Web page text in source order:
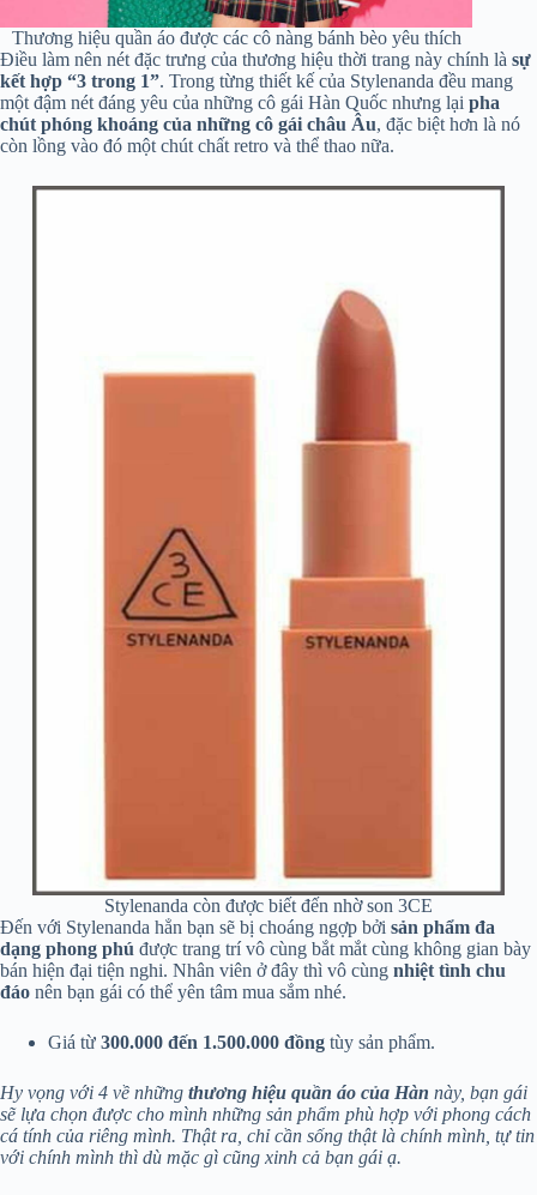
Thương hiệu quần áo được các cô nàng bánh bèo yêu thích
Điều làm nên nét đặc trưng của thương hiệu thời trang này chính là sự
kết hợp “3 trong 1”. Trong từng thiết kế của Stylenanda đều mang
một đậm nét đáng yêu của những cô gái Hàn Quốc nhưng lại pha
chút phóng khoáng của những cô gái châu Âu, đặc biệt hơn là nó
còn lồng vào đó một chút chất retro và thể thao nữa.
Stylenanda còn được biết đến nhờ son 3CE
Đến với Stylenanda hẳn bạn sẽ bị choáng ngợp bởi sản phẩm đa
dạng phong phú được trang trí vô cùng bắt mắt cùng không gian bày
bán hiện đại tiện nghi. Nhân viên ở đây thì vô cùng nhiệt tình chu
đáo nên bạn gái có thể yên tâm mua sắm nhé.
Giá từ 300.000 đến 1.500.000 đồng tùy sản phẩm.
Hy vọng với 4 về những thương hiệu quần áo của Hàn này, bạn gái
sẽ lựa chọn được cho mình những sản phẩm phù hợp với phong cách
cá tính của riêng mình. Thật ra, chỉ cần sống thật là chính mình, tự tin
với chính mình thì dù mặc gì cũng xinh cả bạn gái ạ.